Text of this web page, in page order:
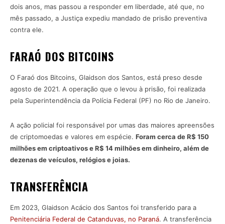
dois anos, mas passou a responder em liberdade, até que, no
mês passado, a Justiça expediu mandado de prisão preventiva
contra ele.
FARAÓ DOS BITCOINS
O Faraó dos Bitcoins, Glaidson dos Santos, está preso desde
agosto de 2021. A operação que o levou à prisão, foi realizada
pela Superintendência da Polícia Federal (PF) no Rio de Janeiro.
A ação policial foi responsável por umas das maiores apreensões
de criptomoedas e valores em espécie. Foram cerca de R$ 150
milhões em criptoativos e R$ 14 milhões em dinheiro, além de
dezenas de veículos, relógios e joias.
TRANSFERÊNCIA
Em 2023, Glaidson Acácio dos Santos foi transferido para a
Penitenciária Federal de Catanduvas, no Paraná. A transferência